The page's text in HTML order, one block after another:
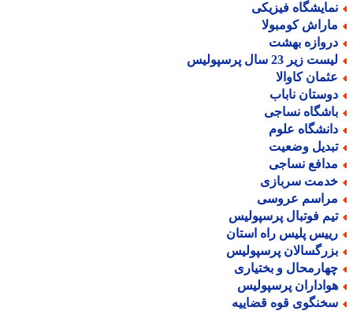
فیزیکی
کومبولا
بهشت
زیر 23 سال پرسپولیس
کاوالا
ناباب
نساجی
علوم
وضعیت
نساجی
سربازی
عروسی
فوتبال پرسپولیس
پلیس راه استان
پرسپولیس
و بختیاری
پرسپولیس
قوه قضاییه